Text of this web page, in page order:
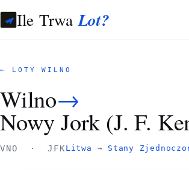
Ile TrwaLot?
← LOTY WILNO
Wilno→
Nowy Jork (J. F.
VNO · JFK Litwa → Stany